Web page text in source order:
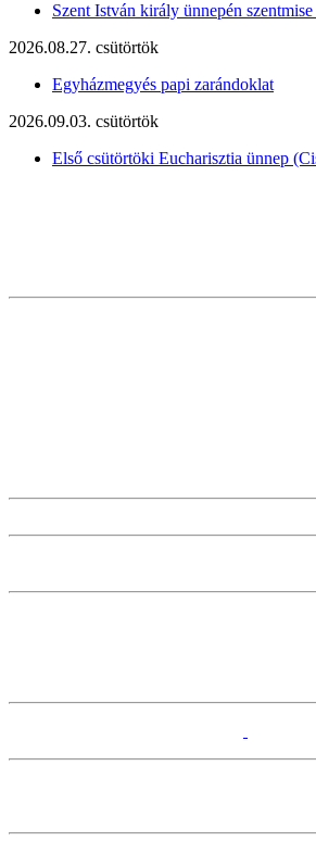
Szent István király ünnepén
2026.08.27. csütörtök
Egyházmegyés papi zarándoklat
2026.09.03. csütörtök
Első csütörtöki Eucharisztia ünnep